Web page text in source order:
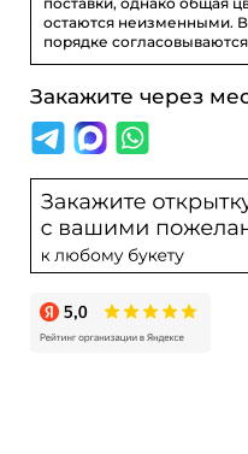
остаются неизменными.
порядке
Закажите через